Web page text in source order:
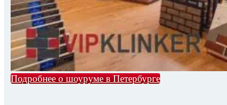
Подробнее о шоуруме в Петербурге